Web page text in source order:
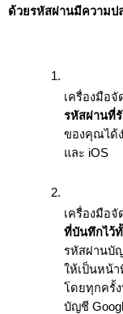
ด้วยรหัสผ่านมีความป
เครื่องมือ
รหัสผ่านที่
ของคุณได้ง่
และ iOS
เครื่องมือจั
ที่บันทึกไว้
รหัสผ่านบั
ให้เป็นหน้า
โดยทุกครั้
บัญชี